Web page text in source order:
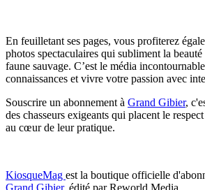
En feuilletant ses pages, vous profiterez
photos spectaculaires qui subliment la
faune sauvage. C’est le média
connaissances et vivre votre passion avec
Souscrire un abonnement à Grand Gibier,
des chasseurs exigeants qui placent le
au cœur de leur pratique.
KiosqueMag est la boutique officielle
Grand Gibier, édité par Reworld Media.